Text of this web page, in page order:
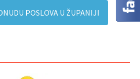
POSLOVA U ŽUPANIJI